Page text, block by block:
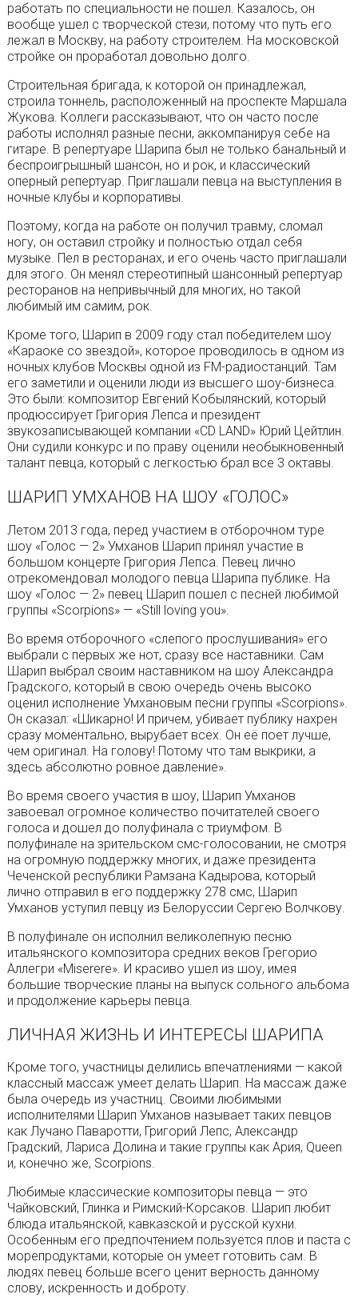
работать по специальности не пошел. Казалось, он
вообще ушел с творческой стези, потому что путь его
лежал в Москву, на работу строителем. На московской
стройке он проработал довольно долго.
Строительная бригада, к которой он принадлежал,
строила тоннель, расположенный на проспекте Маршала
Жукова. Коллеги рассказывают, что он часто после
работы исполнял разные песни, аккомпанируя себе на
гитаре. В репертуаре Шарипа был не только банальный и
беспроигрышный шансон, но и рок, и классический
оперный репертуар. Приглашали певца на выступления в
ночные клубы и корпоративы.
Поэтому, когда на работе он получил травму, сломал
ногу, он оставил стройку и полностью отдал себя
музыке. Пел в ресторанах, и его очень часто приглашали
для этого. Он менял стереотипный шансонный репертуар
ресторанов на непривычный для многих, но такой
любимый им самим, рок.
Кроме того, Шарип в 2009 году стал победителем шоу
«Караоке со звездой», которое проводилось в одном из
ночных клубов Москвы одной из FM-радиостанций. Там
его заметили и оценили люди из высшего шоу-бизнеса.
Это были: композитор Евгений Кобылянский, который
продюссирует Григория Лепса и президент
звукозаписывающей компании «CD LAND» Юрий Цейтлин.
Они судили конкурс и по праву оценили необыкновенный
талант певца, который с легкостью брал все 3 октавы.
ШАРИП УМХАНОВ НА ШОУ «ГОЛОС»
Летом 2013 года, перед участием в отборочном туре
шоу «Голос — 2» Умханов Шарип принял участие в
большом концерте Григория Лепса. Певец лично
отрекомендовал молодого певца Шарипа публике. На
шоу «Голос — 2» певец Шарип пошел с песней любимой
группы «Scorpions» — «Still loving you».
Во время отборочного «слепого прослушивания» его
выбрали с первых же нот, сразу все наставники. Сам
Шарип выбрал своим наставником на шоу Александра
Градского, который в свою очередь очень высоко
оценил исполнение Умхановым песни группы «Scorpions».
Он сказал: «Шикарно! И причем, убивает публику нахрен
сразу моментально, вырубает всех. Он её поет лучше,
чем оригинал. На голову! Потому что там выкрики, а
здесь абсолютно ровное давление».
Во время своего участия в шоу, Шарип Умханов
завоевал огромное количество почитателей своего
голоса и дошел до полуфинала с триумфом. В
полуфинале на зрительском смс-голосовании, не смотря
на огромную поддержку многих, и даже президента
Чеченской республики Рамзана Кадырова, который
лично отправил в его поддержку 278 смс, Шарип
Умханов уступил певцу из Белоруссии Сергею Волчкову.
В полуфинале он исполнил великолепную песню
итальянского композитора средних веков Грегорио
Аллегри «Miserere». И красиво ушел из шоу, имея
большие творческие планы на выпуск сольного альбома
и продолжение карьеры певца.
ЛИЧНАЯ ЖИЗНЬ И ИНТЕРЕСЫ ШАРИПА
Кроме того, участницы делились впечатлениями — какой
классный массаж умеет делать Шарип. На массаж даже
была очередь из участниц. Своими любимыми
исполнителями Шарип Умханов называет таких певцов
как Лучано Паваротти, Григорий Лепс, Александр
Градский, Лариса Долина и такие группы как Ария, Queen
и, конечно же, Scorpions.
Любимые классические композиторы певца — это
Чайковский, Глинка и Римский-Корсаков. Шарип любит
блюда итальянской, кавказской и русской кухни.
Особенным его предпочтением пользуется плов и паста с
морепродуктами, которые он умеет готовить сам. В
людях певец больше всего ценит верность данному
слову, искренность и доброту.